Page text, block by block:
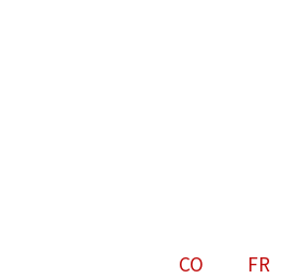
CO FR